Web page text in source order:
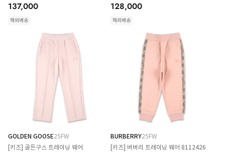
137,000
해외배송
128,000
해외배송
GOLDEN GOOSE25FW
[키즈] 골든구스 트레이닝 웨어
BURBERRY25FW
[키즈] 버버리 트레이닝 웨어 8112426